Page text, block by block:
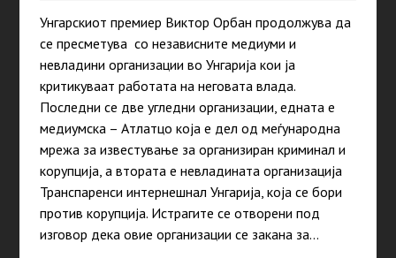
Унгарскиот премиер Виктор Орбан продолжува да
се пресметува со независните медиуми и
невладини организации во Унгарија кои ја
критикуваат работата на неговата влада.
Последни се две угледни организации, едната е
медиумска – Атлатцо која е дел од меѓународна
мрежа за известување за организиран криминал и
корупција, а втората е невладината организација
Транспаренси интернешнал Унгарија, која се бори
против корупција. Истрагите се отворени под
изговор дека овие организации се закана за…